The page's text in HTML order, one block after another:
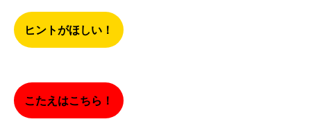
ヒントがほしい！
こたえはこちら！